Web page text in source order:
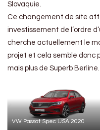
Slovaquie.
Ce changement de site
investissement de l’ordre
cherche actuellement le
projet et cela semble donc
mais plus de Superb Berline.
VW Passat Spec USA 2020